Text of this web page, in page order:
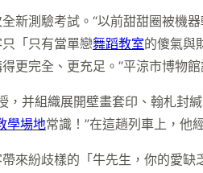
新測驗考試。“以前甜甜圈被機
「只有當單戀舞蹈教室的傻氣與
更完全、更充足。”平涼市博物館
并組織展開壁畫套印、翰札封
學場地常識！”在這趟列車上，他
來紛歧樣的「牛先生，你的愛缺